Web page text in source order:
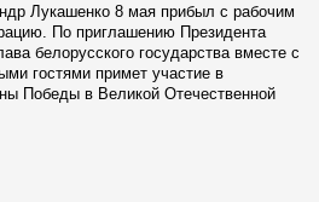
Лукашенко 8 мая прибыл с рабочим
По приглашению Президента
белорусского государства вместе с
гостями примет участие в
Победы в Великой Отечественной